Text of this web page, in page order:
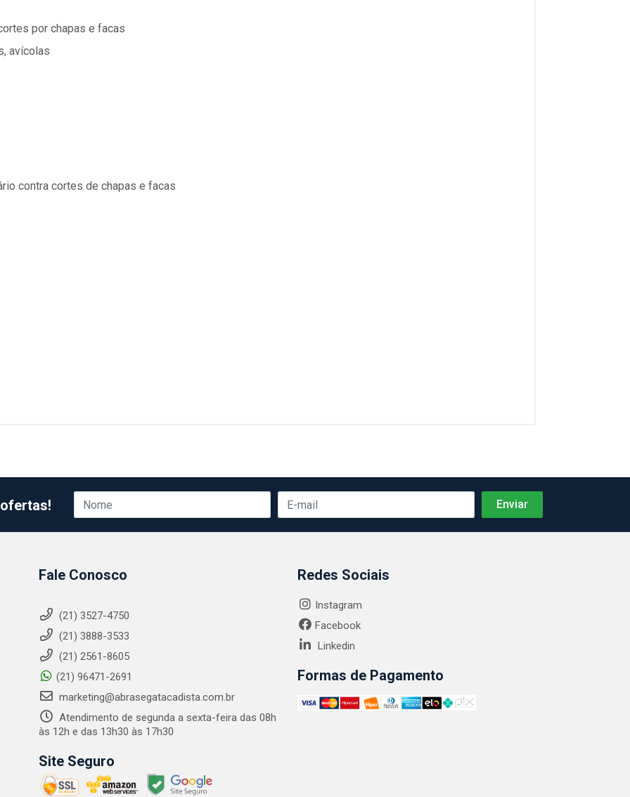
por chapas e facas
avícolas
contra cortes de chapas e facas
Fale Conosco
(21) 3527-4750
(21) 3888-3533
(21) 2561-8605
(21) 96471-2691
marketing@abrasegatacadista.com.br
Atendimento de segunda a sexta-feira das 08h
às 12h e das 13h30 às 17h30
Site Seguro
Redes Sociais
Instagram
Facebook
Linkedin
Formas de Pagamento